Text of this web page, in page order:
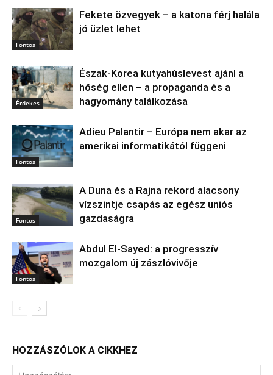
Fontos
Fekete özvegyek – a katona férj halála
jó üzlet lehet
Érdekes
Észak‑Korea kutyahúslevest ajánl a
hőség ellen – a propaganda és a
hagyomány találkozása
Fontos
Adieu Palantir – Európa nem akar az
amerikai informatikától függeni
Fontos
A Duna és a Rajna rekord alacsony
vízszintje csapás az egész uniós
gazdaságra
Fontos
Abdul El‑Sayed: a progresszív
mozgalom új zászlóvivője
HOZZÁSZÓLOK A CIKKHEZ